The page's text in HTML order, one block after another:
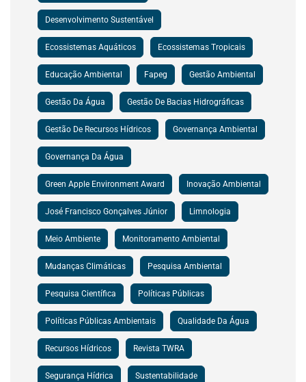
Desenvolvimento Sustentável
Ecossistemas Aquáticos Ecossistemas Tropicais
Educação Ambiental Fapeg Gestão Ambiental
Gestão Da Água Gestão De Bacias Hidrográficas
Gestão De Recursos Hídricos Governança Ambiental
Governança Da Água
Green Apple Environment Award Inovação Ambiental
José Francisco Gonçalves Júnior Limnologia
Meio Ambiente Monitoramento Ambiental
Mudanças Climáticas Pesquisa Ambiental
Pesquisa Científica Políticas Públicas
Políticas Públicas Ambientais Qualidade Da Água
Recursos Hídricos Revista TWRA
Segurança Hídrica Sustentabilidade